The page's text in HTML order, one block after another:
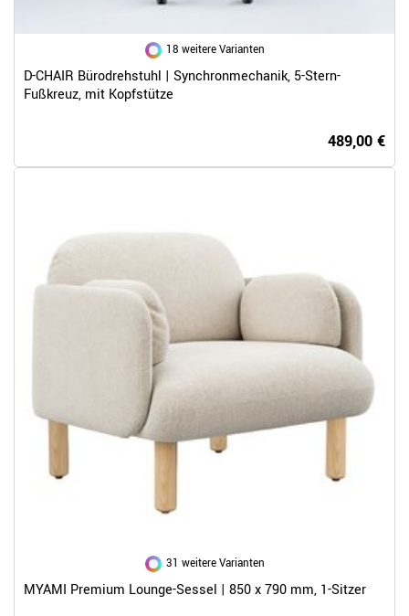
18 weitere Varianten
D-CHAIR Bürodrehstuhl | Synchronmechanik, 5-Stern-
Fußkreuz, mit Kopfstütze
489,00 €
31 weitere Varianten
MYAMI Premium Lounge-Sessel | 850 x 790 mm, 1-Sitzer